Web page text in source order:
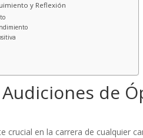
y Reflexión
de
crucial en la carrera de cualquier